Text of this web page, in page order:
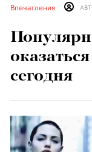
Впечатления
сегодня